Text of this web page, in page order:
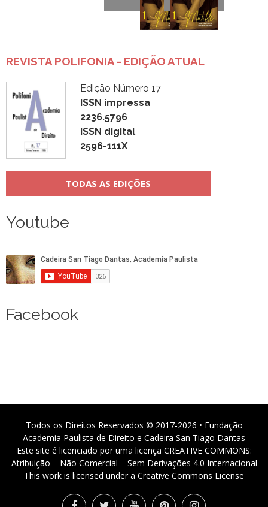
REVISTA POLIFONIA - EDIÇÃO ATUAL
Edição Número 17
ISSN impressa
2236.5796
ISSN digital
2596-111X
TODAS AS EDIÇÕES
Youtube
Facebook
Todos os Direitos Reservados © 2017-2026 • Fundação
Academia Paulista de Direito e Cadeira San Tiago Dantas
Este site é licenciado por uma licença CREATIVE COMMONS:
Atribuição – Não Comercial – Sem Derivações 4.0 Internacional
This work is licensed under a Creative Commons License